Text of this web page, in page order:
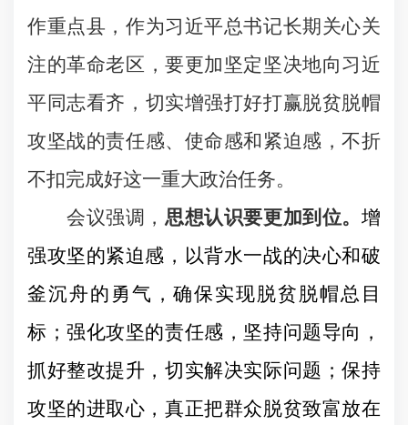
作重点县，作为习近平总书记长期关心关
注的革命老区，要更加坚定坚决地向习近
平同志看齐，切实增强打好打赢脱贫脱帽
攻坚战的责任感、使命感和紧迫感，不折
不扣完成好这一重大政治任务。
会议强调，思想认识要更加到位。 增
强攻坚的紧迫感，以背水一战的决心和破
釜沉舟的勇气，确保实现脱贫脱帽总目
标；强化攻坚的责任感，坚持问题导向，
抓好整改提升，切实解决实际问题；保持
攻坚的进取心，真正把群众脱贫致富放在